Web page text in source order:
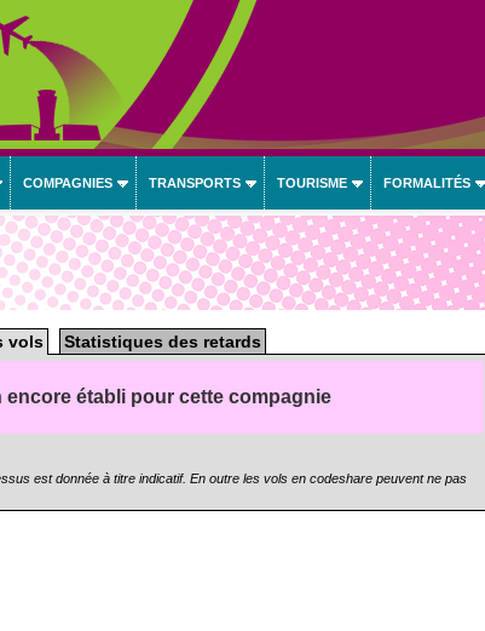
COMPAGNIES TRANSPORTS TOURISME FORMALITÉS
vols Statistiques des retards
encore établi pour cette compagnie
est donnée à titre indicatif. En outre les vols en codeshare peuvent ne pas